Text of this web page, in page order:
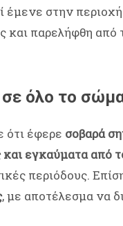
έμενε στην
και παρελήφθη
όλο το
ότι έφερε σοβαρά
εγκαύματα από
περιόδους.
, με αποτέλεσμα να